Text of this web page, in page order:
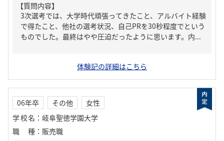
【質問内容】
3次選考では、大学時代頑張ってきたこと、アルバイト経験
で得たこと、他社の選考状況、自己PRを30秒程度でという
ものでした。最終はやや圧迫だったように思います。内...
体験記の詳細はこちら
06年卒 その他
女性
学校名 ： 岐阜聖徳学園大学
職種 ： 販売職